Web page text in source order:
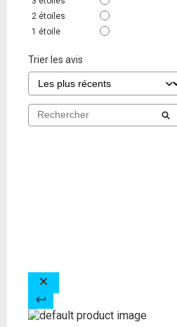
2 étoiles
1 étoile
Trier les avis